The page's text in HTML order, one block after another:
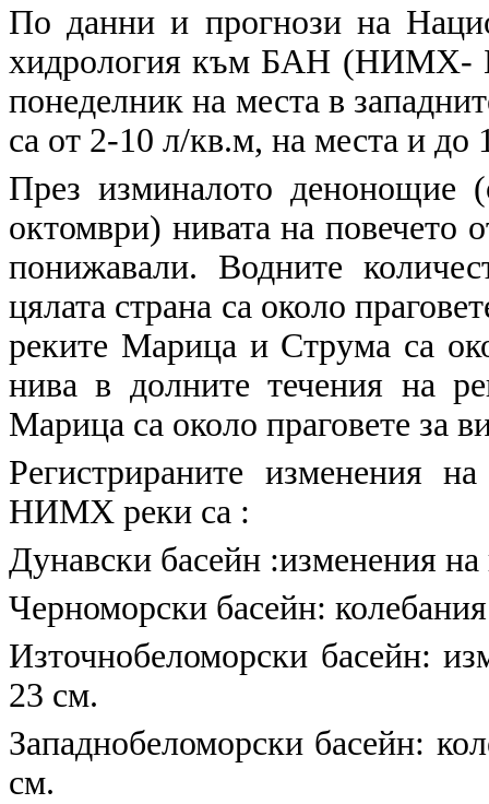
По данни и прогнози на
хидрология към БАН (НИМХ-
понеделник на места в
са от 2-10 л/кв.м, на места и до
През изминалото
октомври) нивата на повечето
понижавали. Водните
цялата страна са около
реките Марица и Струма са
нива в долните течения на
Марица са около праговете за
Регистрираните изменения
НИМХ реки са :
Дунавски басейн :изменения
Черноморски басейн:
Източнобеломорски басейн:
23 см.
Западнобеломорски басейн:
см.